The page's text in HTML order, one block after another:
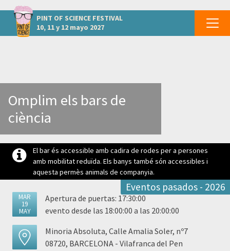
PINT OF SCIENCE FESTIVAL
10, 11 y 12 mayo 2027
otros eventos BARCELONA - Vilafranca del Penedès
Omplim els bars de
ciència
El bar és accessible amb cadira de rodes per a persones
amb mobilitat reduïda. Els banys també són accessibles i
aquesta permès animals de companyia.
Eventos pasados - 2026
MAR
19
MAY
Apertura de puertas: 17:30:00
evento desde las 18:00:00 a las 20:00:00
Minoria Absoluta, Calle Amalia Soler, nº7
08720, BARCELONA - Vilafranca del Pen